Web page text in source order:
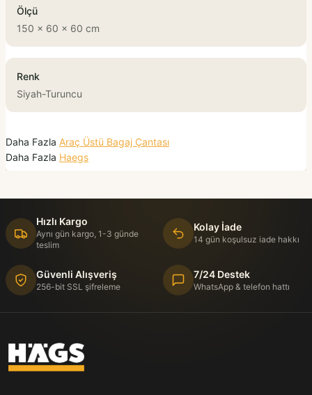
Ölçü
150 x 60 x 60 cm
Renk
Siyah-Turuncu
Daha Fazla Araç Üstü Bagaj Çantası
Daha Fazla Haegs
Hızlı Kargo
Aynı gün kargo, 1-3 günde
teslim
Kolay İade
14 gün koşulsuz iade hakkı
Güvenli Alışveriş
256-bit SSL şifreleme
7/24 Destek
WhatsApp & telefon hattı